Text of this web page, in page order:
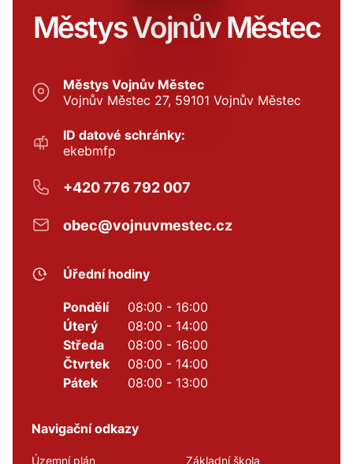
Městys Vojnův Městec
Městys Vojnův Městec
Vojnův Městec 27, 59101 Vojnův Městec
ID datové schránky:
ekebmfp
+420 776 792 007
obec@vojnuvmestec.cz
Úřední hodiny
Pondělí
08:00 - 16:00
Úterý
08:00 - 14:00
Středa
08:00 - 16:00
Čtvrtek
08:00 - 14:00
Pátek
08:00 - 13:00
Navigační odkazy
Územní plán Základní škola